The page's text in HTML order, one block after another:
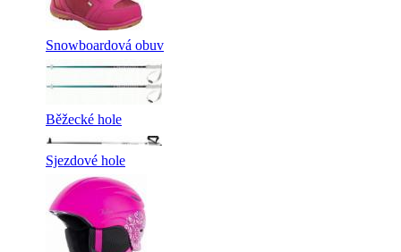
Snowboardová obuv
Běžecké hole
Sjezdové hole